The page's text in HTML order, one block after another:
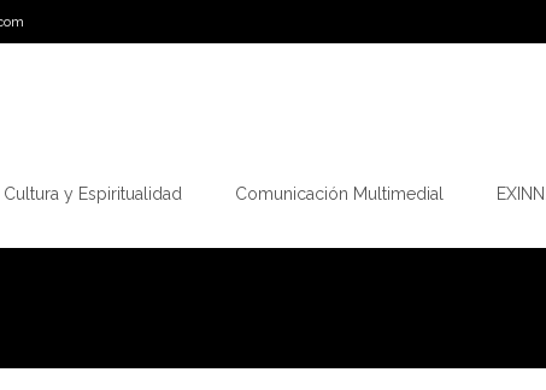
y Espiritualidad Comunicación Multimedial